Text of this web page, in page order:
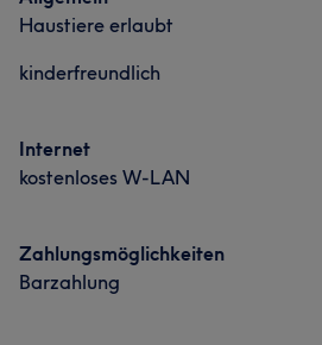
Was unsere Kunden über CN sagen
Haustiere erlaubt
kinderfreundlich
Internet
kostenloses W-LAN
Zahlungsmöglichkeiten
Barzahlung